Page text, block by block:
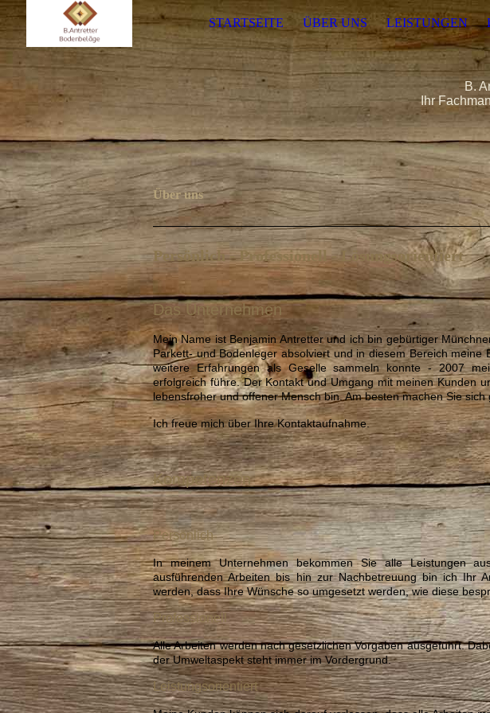
STARTSEITE ÜBER UNS LEISTUNGEN
B.
Ihr
Über uns
Persönlich - Professionell - Lösungsorientiert
Das Unternehmen
Mein Name ist Benjamin Antretter und ich bin gebürtiger
Parkett- und Bodenleger absolviert und in diesem Bereich
weitere Erfahrungen als Geselle sammeln konnte - 2007
erfolgreich führe. Der Kontakt und Umgang mit meinen Kunden
lebensfroher und offener Mensch bin. Am besten machen Sie
Ich freue mich über Ihre Kontaktaufnahme.
Kompetenzen
Persönlich
In meinem Unternehmen bekommen Sie alle Leistungen
ausführenden Arbeiten bis hin zur Nachbetreuung bin ich Ihr
werden, dass Ihre Wünsche so umgesetzt werden, wie diese
Professionell
Alle Arbeiten werden nach gesetzlichen Vorgaben ausgeführt.
der Umweltaspekt steht immer im Vordergrund.
Leistungsorientiert